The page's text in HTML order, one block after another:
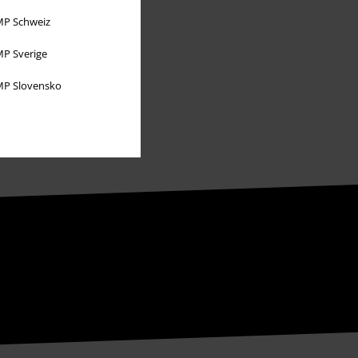
Schweiz
Sverige
Slovensko